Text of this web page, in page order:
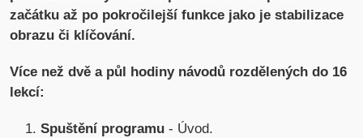
začátku až po pokročilejší funkce jako je stabilizace
obrazu či klíčování.
Více než dvě a půl hodiny návodů rozdělených do 16
lekcí:
Spuštění programu - Úvod.